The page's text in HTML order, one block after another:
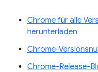
Chrome für alle
herunterladen
Chrome-
Chrome-Release-